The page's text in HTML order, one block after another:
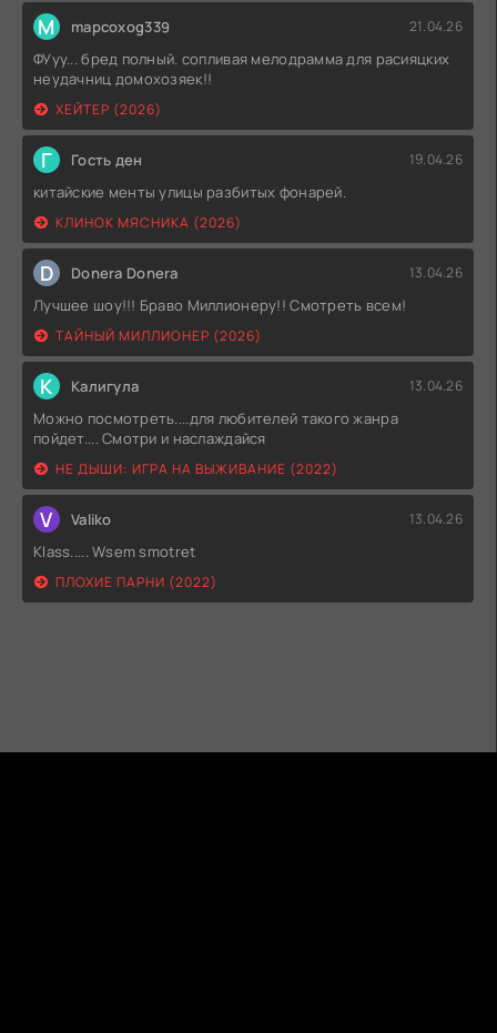
M mapcoxog339 21.04.26
ФУуу... бред полный. сопливая мелодрамма для расияцких
неудачниц домохозяек!!
ХЕЙТЕР (2026)
Г Гость ден 19.04.26
китайские менты улицы разбитых фонарей.
КЛИНОК МЯСНИКА (2026)
D Donera Donera 13.04.26
Лучшее шоу!!! Браво Миллионеру!! Смотреть всем!
ТАЙНЫЙ МИЛЛИОНЕР (2026)
К Калигула 13.04.26
Можно посмотреть....для любителей такого жанра
пойдет.... Смотри и наслаждайся
НЕ ДЫШИ: ИГРА НА ВЫЖИВАНИЕ (2022)
V Valiko 13.04.26
Klass..... Wsem smotret
ПЛОХИЕ ПАРНИ (2022)